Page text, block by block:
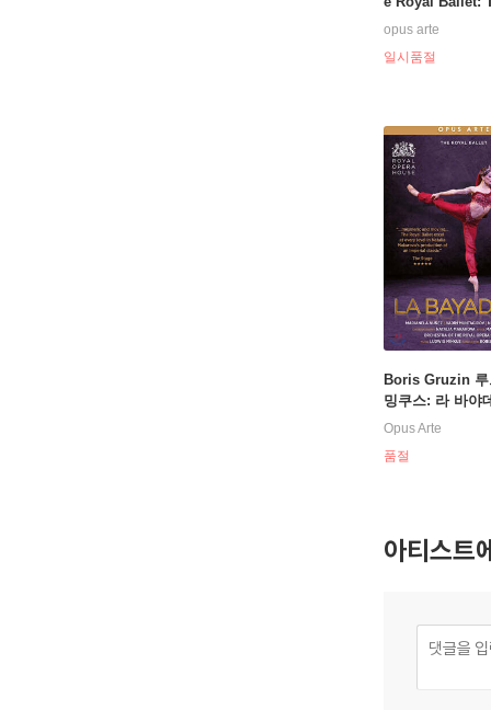
opus arte
일시품절
Boris Gruzin 루
밍쿠스: 라 바야
dwig Minkus:
Opus Arte
품절
아티스트